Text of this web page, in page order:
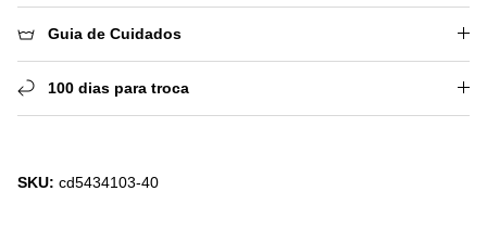
Guia de Cuidados
100 dias para troca
SKU: cd5434103-40